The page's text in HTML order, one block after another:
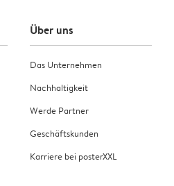
Über uns
Das Unternehmen
Nachhaltigkeit
Werde Partner
Geschäftskunden
Karriere bei posterXXL